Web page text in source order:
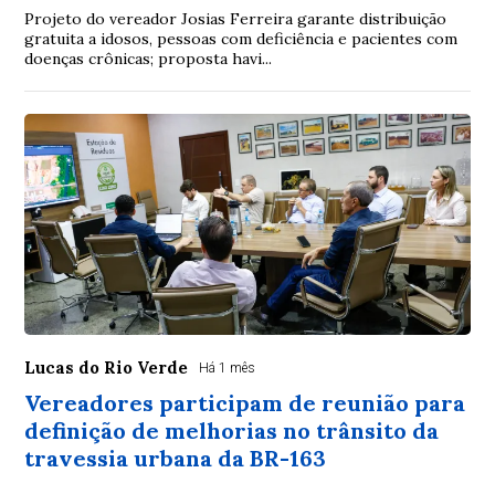
Projeto do vereador Josias Ferreira garante distribuição
gratuita a idosos, pessoas com deficiência e pacientes com
doenças crônicas; proposta havi...
Lucas do Rio Verde Há 1 mês
Vereadores participam de reunião para
definição de melhorias no trânsito da
travessia urbana da BR-163